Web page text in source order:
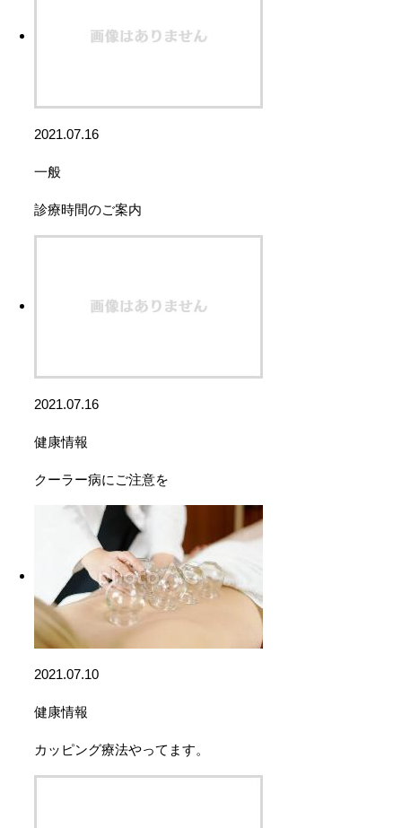
2021.07.16
一般
診療時間のご案内
2021.07.16
健康情報
クーラー病にご注意を
2021.07.10
健康情報
カッピング療法やってます。